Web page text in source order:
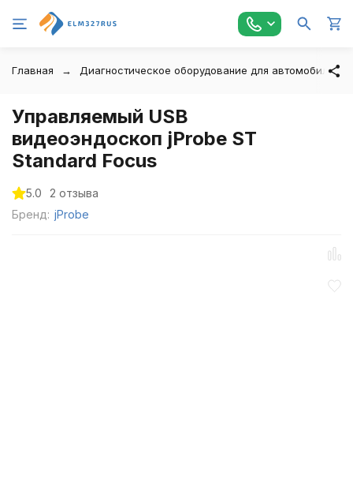
Главная Диагностическое оборудование для автомобилей
Управляемый USB
видеоэндоскоп jProbe ST
Standard Focus
5.0
2 отзыва
Бренд: jProbe